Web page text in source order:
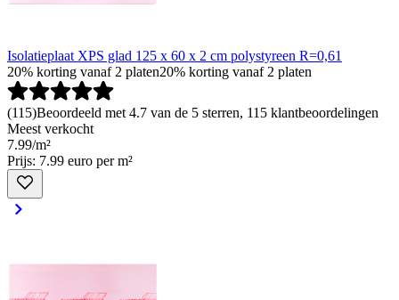
Isolatieplaat XPS glad 125 x 60 x 2 cm polystyreen R=0,61
20% korting vanaf 2 platen20% korting vanaf 2 platen
(115)Beoordeeld met 4.7 van de 5 sterren, 115 klantbeoordelingen
Meest verkocht
7.99/m²
Prijs: 7.99 euro per m²